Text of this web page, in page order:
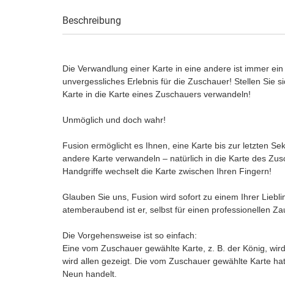
Beschreibung
Die Verwandlung einer Karte in eine andere ist immer
unvergessliches Erlebnis für die Zuschauer! Stellen Sie
Karte in die Karte eines Zuschauers verwandeln!
Unmöglich und doch wahr!
Fusion ermöglicht es Ihnen, eine Karte bis zur letzten
andere Karte verwandeln – natürlich in die Karte des
Handgriffe wechselt die Karte zwischen Ihren Fingern!
Glauben Sie uns, Fusion wird sofort zu einem Ihrer
atemberaubend ist er, selbst für einen professionellen
Die Vorgehensweise ist so einfach:
Eine vom Zuschauer gewählte Karte, z. B. der König,
wird allen gezeigt. Die vom Zuschauer gewählte Karte
Neun handelt.